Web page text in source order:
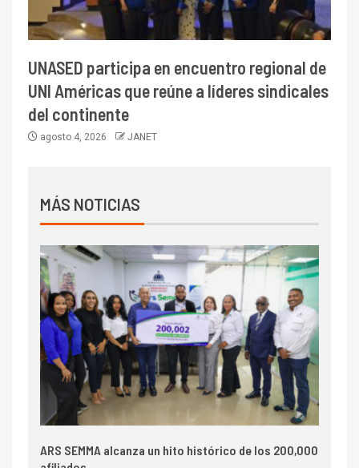
UNASED participa en encuentro regional de
UNI Américas que reúne a líderes sindicales
del continente
agosto 4, 2026 JANET
MÁS NOTICIAS
ARS SEMMA alcanza un hito histórico de los 200,000